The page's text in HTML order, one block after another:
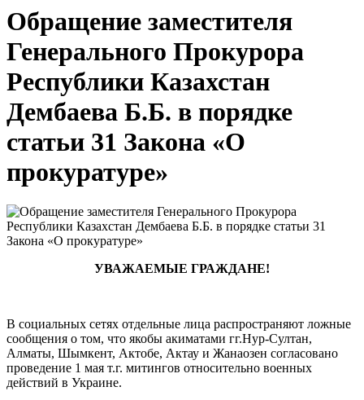
Обращение заместителя
Генерального Прокурора
Республики Казахстан
Дембаева Б.Б. в порядке
статьи 31 Закона «О
прокуратуре»
УВАЖАЕМЫЕ ГРАЖДАНЕ!
В социальных сетях отдельные лица распространяют ложные
сообщения о том, что якобы акиматами гг.Нур-Султан,
Алматы, Шымкент, Актобе, Актау и Жанаозен согласовано
проведение 1 мая т.г. митингов относительно военных
действий в Украине.